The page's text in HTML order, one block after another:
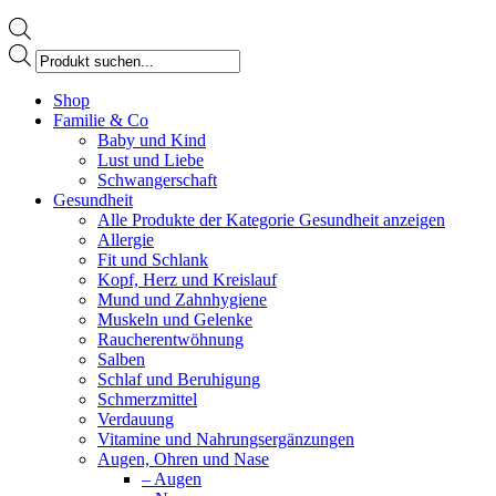
Products
search
page
opens
Shop
Familie & Co
Baby und Kind
Lust und Liebe
Schwangerschaft
Gesundheit
Alle Produkte der Kategorie Gesundheit anzeigen
Allergie
Fit und Schlank
Kopf, Herz und Kreislauf
Mund und Zahnhygiene
Muskeln und Gelenke
Raucherentwöhnung
Salben
Schlaf und Beruhigung
Schmerzmittel
Verdauung
Vitamine und Nahrungsergänzungen
Augen, Ohren und Nase
– Augen